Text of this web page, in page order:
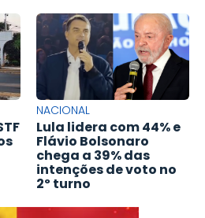
NACIONAL
Lula lidera com 44% e
Flávio Bolsonaro
chega a 39% das
intenções de voto no
2º turno